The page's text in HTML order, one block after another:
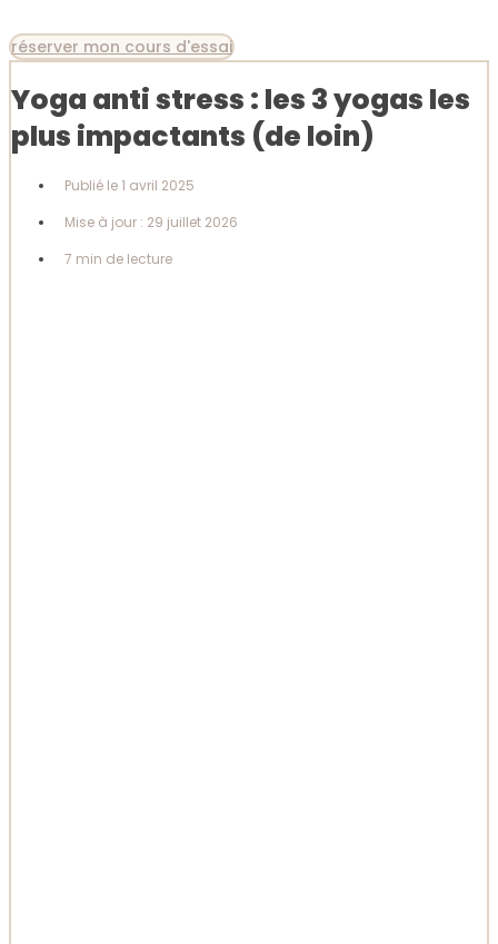
réserver mon cours d'essai
Yoga anti stress : les 3 yogas les
plus impactants (de loin)
Publié le1 avril 2025
Mise à jour : 29 juillet 2026
7 min de lecture